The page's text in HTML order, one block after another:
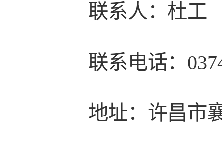
联系人：杜工
联系电话：
地址：许昌市